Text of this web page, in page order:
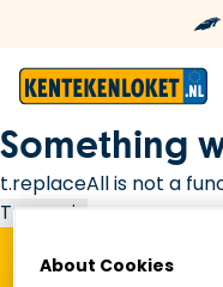
Something
t.replaceAll is not a
Try again
About Cookies